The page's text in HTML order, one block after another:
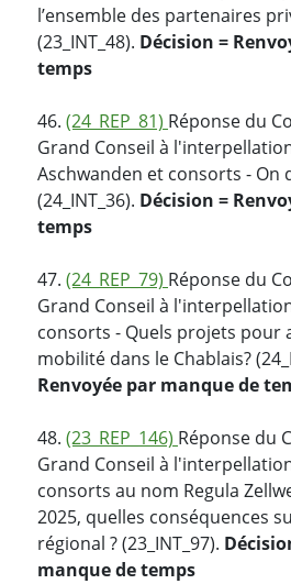
l’ensemble des partenaires
(23_INT_48). Décision =
temps
46. (24_REP_81) Réponse du
Grand Conseil à
Aschwanden et consorts - On
(24_INT_36). Décision =
temps
47. (24_REP_79) Réponse du
Grand Conseil à
consorts - Quels projets pour
mobilité dans le Chablais?
Renvoyée par manque de
48. (23_REP_146) Réponse du
Grand Conseil à
consorts au nom Regula
2025, quelles conséquences
régional ? (23_INT_97).
manque de temps